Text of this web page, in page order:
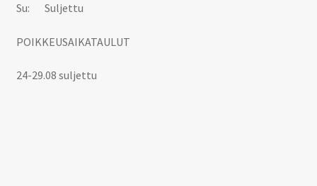
Su: Suljettu
POIKKEUSAIKATAULUT
24-29.08 suljettu